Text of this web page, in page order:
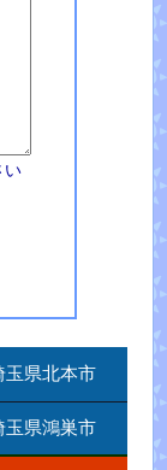
い
県北本市
県鴻巣市